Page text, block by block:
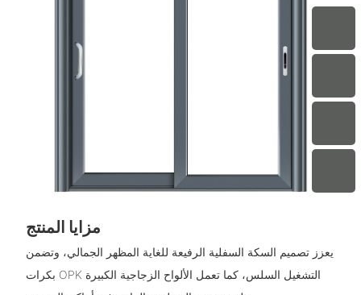
مزايا المنتج
يعزز تصميم السكة السفلية الرفيعة للغاية المظهر الجمالي، وتضمن
بكرات OPK التشغيل السلس، كما تعمل الألواح الزجاجية الكبيرة